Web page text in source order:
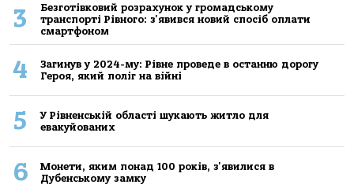
3
Безготівковий розрахунок у громадському
транспорті Рівного: з'явився новий спосіб оплати
смартфоном
4
Загинув у 2024-му: Рівне проведе в останню дорогу
Героя, який поліг на війні
5
У Рівненській області шукають житло для
евакуйованих
6
Монети, яким понад 100 років, з'явилися в
Дубенському замку